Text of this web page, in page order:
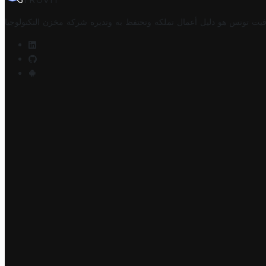
تونس هو دليل أعمال تملكه وتحتفظ به وتديره شركة مخزن التكنولوجيا